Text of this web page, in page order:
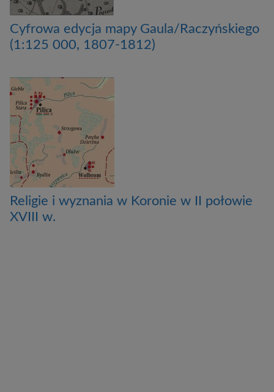
Cyfrowa edycja mapy Gaula/Raczyńskiego
(1:125 000, 1807-1812)
Religie i wyznania w Koronie w II połowie
XVIII w.